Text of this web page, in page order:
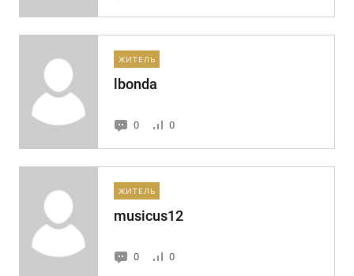
ЖИТЕЛЬ
lbonda
0 0
ЖИТЕЛЬ
musicus12
0 0